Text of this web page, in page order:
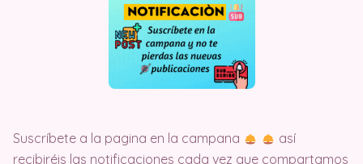
Suscríbete a la pagina en la campana
así
recibiréis las notificaciones cada vez que compartamos